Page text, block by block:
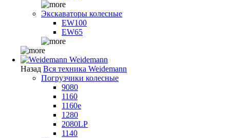
Экскаваторы колесные
EW100
EW65
Weidemann
Назад Вся техника Weidemann
Погрузчики колесные
9080
1160
1160e
1280
2080LP
1140